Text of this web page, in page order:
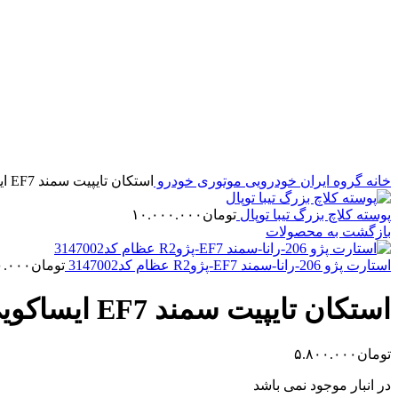
خانه گروه ایران خودرویی موتوری خودرو استکان تایپیت سمند EF7 ایساکویی(0060200499)
پوسته کلاچ بزرگ تیبا توپال تومان ۱۰.۰۰۰.۰۰۰
بازگشت به محصولات
استارت پژو 206-رانا-سمند EF7-پژوR2 عظام کد3147002 تومان
استکان تایپیت سمند EF7 ایساکویی(0060200499)
تومان ۵.۸۰۰.۰۰۰
در انبار موجود نمی باشد